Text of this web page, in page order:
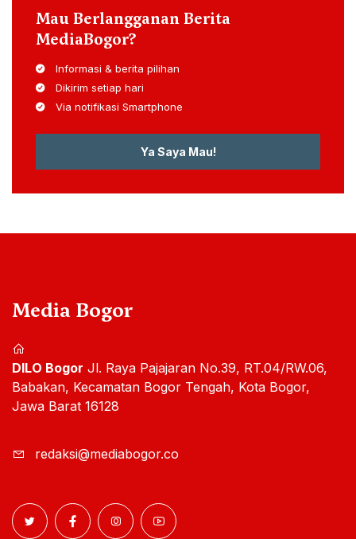
Mau Berlangganan Berita
MediaBogor?
Informasi & berita pilihan
Dikirim setiap hari
Via notifikasi Smartphone
Ya Saya Mau!
Media Bogor
DILO Bogor Jl. Raya Pajajaran No.39, RT.04/RW.06,
Babakan, Kecamatan Bogor Tengah, Kota Bogor,
Jawa Barat 16128
redaksi@mediabogor.co